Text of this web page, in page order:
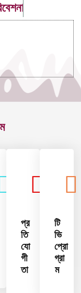
প্র
তি
যো
গী
তা
টি
ভি
প্রো
গ্রা
ম